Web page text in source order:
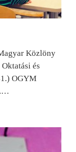
Közlöny
és
OGYM